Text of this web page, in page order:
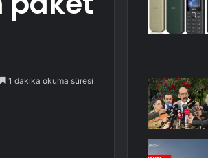
1 dakika okuma süresi